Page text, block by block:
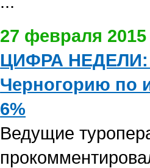
27 февраля 2015
ЦИФРА НЕДЕЛИ:
Черногорию по
6%
Ведущие